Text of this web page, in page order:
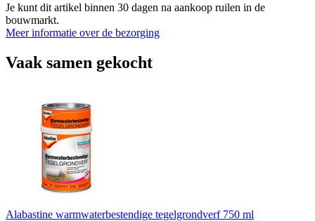
Je kunt dit artikel binnen 30 dagen na aankoop ruilen in de
bouwmarkt.
Meer informatie over de bezorging
Vaak samen gekocht
Alabastine warmwaterbestendige tegelgrondverf 750 ml